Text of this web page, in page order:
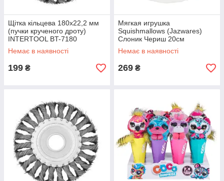
Щітка кільцева 180x22,2 мм
(пучки крученого дроту)
INTERTOOL BT-7180
Немає в наявності
199 ₴
Мягкая игрушка
Squishmallows (Jazwares)
Слоник Чериш 20см
Немає в наявності
269 ₴